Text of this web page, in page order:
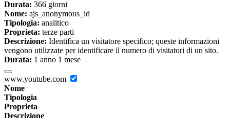
Durata: 366 giorni
Nome: ajs_anonymous_id
Tipologia: analitico
Proprieta: terze parti
Descrizione: Identifica un visitatore specifico; queste informazioni
vengono utilizzate per identificare il numero di visitatori di un sito.
Durata: 1 anno 1 mese
www.youtube.com
Nome
Tipologia
Proprieta
Descrizione